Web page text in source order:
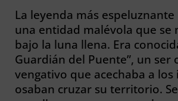
La leyenda más
una entidad malévola que se
bajo la luna llena. Era
Guardián del Puente”, un ser
vengativo que acechaba a
osaban cruzar su territorio.